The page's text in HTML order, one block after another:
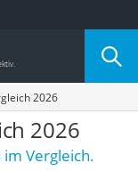
2026
2026
Vergleich.